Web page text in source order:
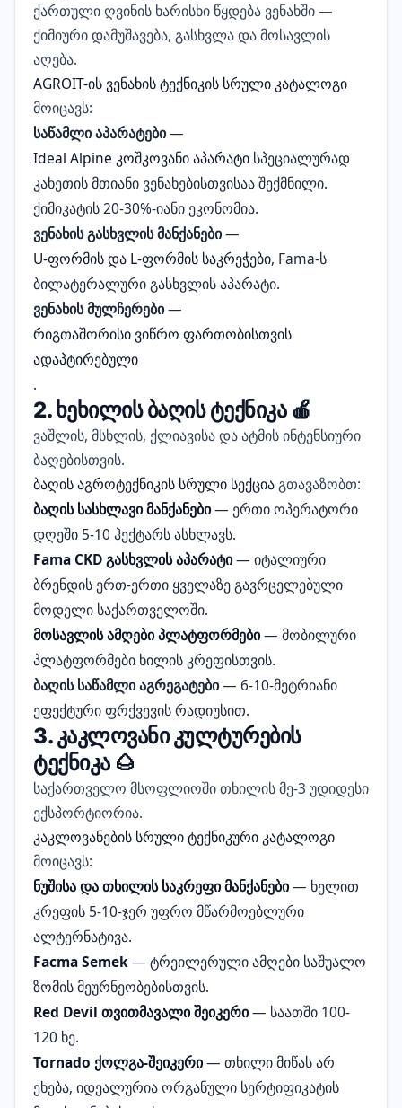
ქართული ღვინის ხარისხი წყდება ვენახში —
ქიმიური დამუშავება, გასხვლა და მოსავლის
აღება.
AGROIT-ის ვენახის ტექნიკის სრული კატალოგი
მოიცავს:
საწამლი აპარატები—
Ideal Alpine კოშკოვანი აპარატი სპეციალურად
კახეთის მთიანი ვენახებისთვისაა შექმნილი.
ქიმიკატის 20-30%-იანი ეკონომია.
ვენახის გასხვლის მანქანები—
U-ფორმის და L-ფორმის საკრეჭები, Fama-ს
ბილატერალური გასხვლის აპარატი.
ვენახის მულჩერები—
რიგთაშორისი ვიწრო ფართობისთვის
ადაპტირებული
.
2. ხეხილის ბაღის ტექნიკა 🍎
ვაშლის, მსხლის, ქლიავისა და ატმის ინტენსიური
ბაღებისთვის.
ბაღის აგროტექნიკის სრული სექციაგთავაზობთ:
ბაღის სასხლავი მანქანები— ერთი ოპერატორი
დღეში 5-10 ჰექტარს ასხლავს.
Fama CKD გასხვლის აპარატი— იტალიური
ბრენდის ერთ-ერთი ყველაზე გავრცელებული
მოდელი საქართველოში.
მოსავლის ამღები პლატფორმები— მობილური
პლატფორმები ხილის კრეფისთვის.
ბაღის საწამლი აგრეგატები— 6-10-მეტრიანი
ეფექტური ფრქვევის რადიუსით.
3. კაკლოვანი კულტურების
ტექნიკა 🌰
საქართველო მსოფლიოში თხილის მე-3 უდიდესი
ექსპორტიორია.
კაკლოვანების სრული ტექნიკური კატალოგი
მოიცავს:
ნუშისა და თხილის საკრეფი მანქანები— ხელით
კრეფის 5-10-ჯერ უფრო მწარმოებლური
ალტერნატივა.
Facma Semek— ტრეილერული ამღები საშუალო
ზომის მეურნეობებისთვის.
Red Devil თვითმავალი შეიკერი— საათში 100-
120 ხე.
Tornado ქოლგა-შეიკერი— თხილი მიწას არ
ეხება, იდეალურია ორგანული სერტიფიკატის